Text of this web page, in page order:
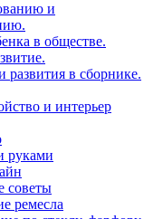
и
в обществе.
развития в сборнике.
и интерьер
руками
советы
ремесла